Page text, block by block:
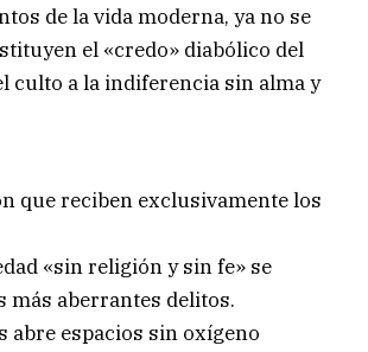
de la vida moderna, ya no se
el «credo» diabólico del
culto a la indiferencia sin alma y
que reciben exclusivamente los
«sin religión y sin fe» se
más aberrantes delitos.
abre espacios sin oxígeno